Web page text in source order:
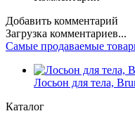
Добавить комментарий
Загрузка комментариев...
Самые продаваемые
Лосьон для тела,
Каталог